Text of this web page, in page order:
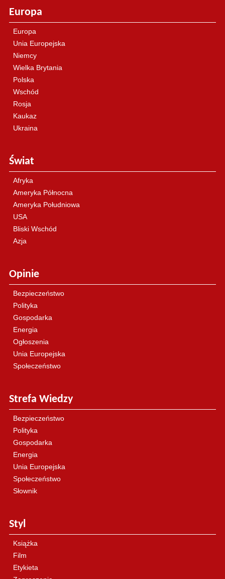
Europa
Europa
Unia Europejska
Niemcy
Wielka Brytania
Polska
Wschód
Rosja
Kaukaz
Ukraina
Świat
Afryka
Ameryka Północna
Ameryka Południowa
USA
Bliski Wschód
Azja
Opinie
Bezpieczeństwo
Polityka
Gospodarka
Energia
Ogłoszenia
Unia Europejska
Społeczeństwo
Strefa Wiedzy
Bezpieczeństwo
Polityka
Gospodarka
Energia
Unia Europejska
Społeczeństwo
Słownik
Styl
Książka
Film
Etykieta